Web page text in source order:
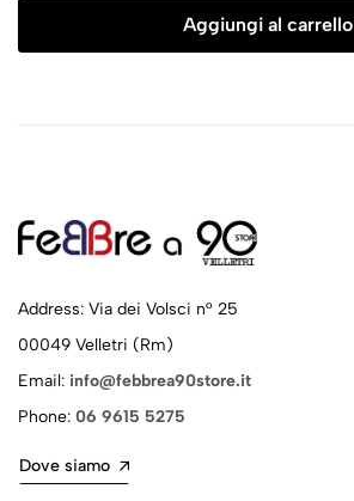
Aggiungi al carrello
Address: Via dei Volsci n° 25
00049 Velletri (Rm)
Email: info@febbrea90store.it
Phone: 06 9615 5275
Dove siamo